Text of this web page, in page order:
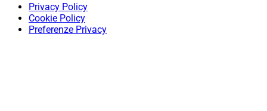
Privacy Policy
Cookie Policy
Preferenze Privacy